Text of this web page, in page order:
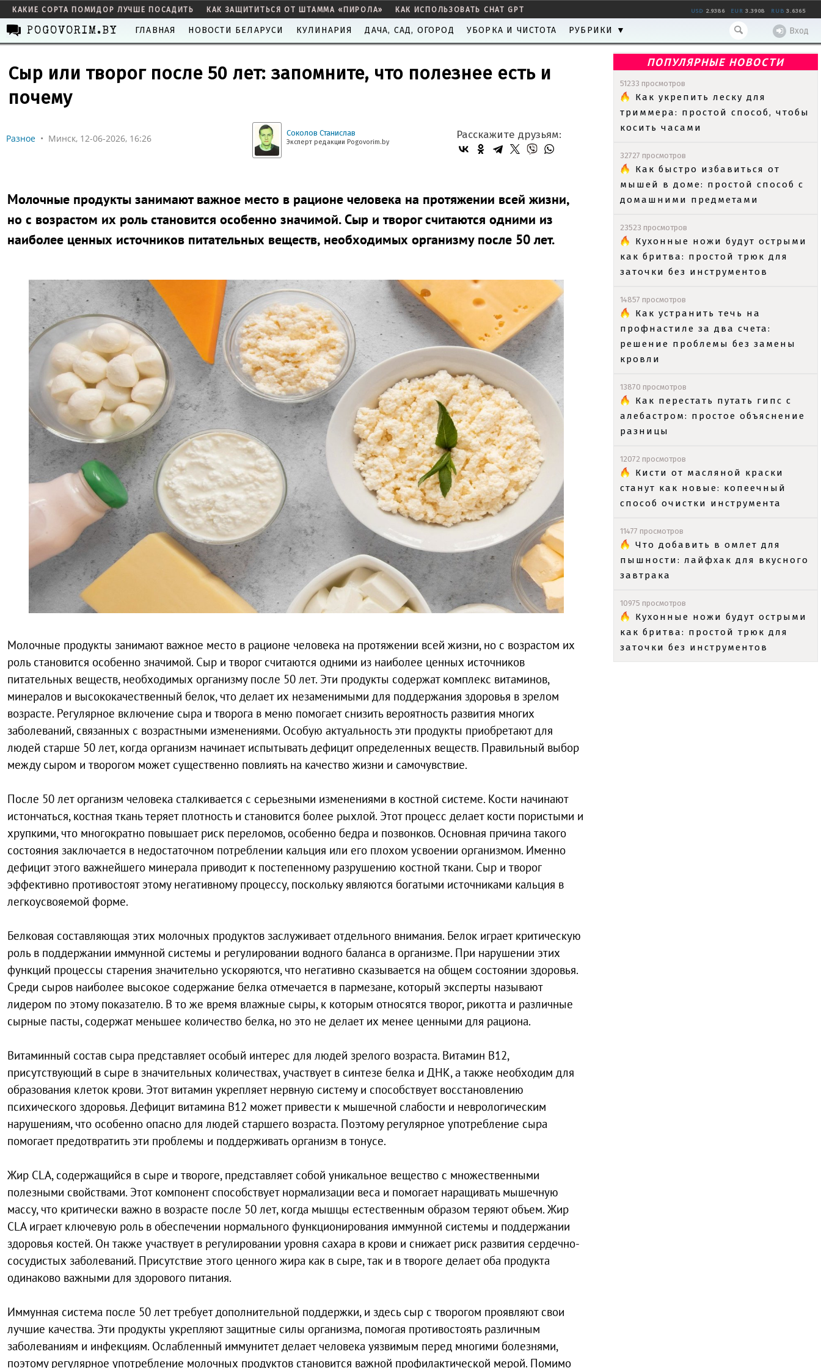
КАКИЕ СОРТА ПОМИДОР ЛУЧШЕ ПОСАДИТЬ КАК ЗАЩИТИТЬСЯ ОТ ШТАММА «ПИРОЛА» КАК ИСПОЛЬЗОВАТЬ CHAT GPT USD 2.9386 EUR 3.3908 RUB 3.6365
Вход
POGOVORIM.BY ГЛАВНАЯ НОВОСТИ БЕЛАРУСИ КУЛИНАРИЯ ДАЧА, САД, ОГОРОД УБОРКА И ЧИСТОТА РУБРИКИ ▼
ПОПУЛЯРНЫЕ НОВОСТИ
51233 просмотров
Как укрепить леску для
триммера: простой способ, чтобы
косить часами
32727 просмотров
Как быстро избавиться от
мышей в доме: простой способ с
домашними предметами
23523 просмотров
Кухонные ножи будут острыми
как бритва: простой трюк для
заточки без инструментов
14857 просмотров
Как устранить течь на
профнастиле за два счета:
решение проблемы без замены
кровли
13870 просмотров
Как перестать путать гипс с
алебастром: простое объяснение
разницы
12072 просмотров
Кисти от масляной краски
станут как новые: копеечный
способ очистки инструмента
11477 просмотров
Что добавить в омлет для
пышности: лайфхак для вкусного
завтрака
10975 просмотров
Кухонные ножи будут острыми
как бритва: простой трюк для
заточки без инструментов
Сыр или творог после 50 лет: запомните, что полезнее есть и
почему
Разное • Минск, 12-06-2026, 16:26 Соколов Станислав
Эксперт редакции Pogovorim.by
Расскажите друзьям:
Молочные продукты занимают важное место в рационе человека на протяжении всей жизни,
но с возрастом их роль становится особенно значимой. Сыр и творог считаются одними из
наиболее ценных источников питательных веществ, необходимых организму после 50 лет.
Молочные продукты занимают важное место в рационе человека на протяжении всей жизни, но с возрастом их
роль становится особенно значимой. Сыр и творог считаются одними из наиболее ценных источников
питательных веществ, необходимых организму после 50 лет. Эти продукты содержат комплекс витаминов,
минералов и высококачественный белок, что делает их незаменимыми для поддержания здоровья в зрелом
возрасте. Регулярное включение сыра и творога в меню помогает снизить вероятность развития многих
заболеваний, связанных с возрастными изменениями. Особую актуальность эти продукты приобретают для
людей старше 50 лет, когда организм начинает испытывать дефицит определенных веществ. Правильный выбор
между сыром и творогом может существенно повлиять на качество жизни и самочувствие.
После 50 лет организм человека сталкивается с серьезными изменениями в костной системе. Кости начинают
истончаться, костная ткань теряет плотность и становится более рыхлой. Этот процесс делает кости пористыми и
хрупкими, что многократно повышает риск переломов, особенно бедра и позвонков. Основная причина такого
состояния заключается в недостаточном потреблении кальция или его плохом усвоении организмом. Именно
дефицит этого важнейшего минерала приводит к постепенному разрушению костной ткани. Сыр и творог
эффективно противостоят этому негативному процессу, поскольку являются богатыми источниками кальция в
легкоусвояемой форме.
Белковая составляющая этих молочных продуктов заслуживает отдельного внимания. Белок играет критическую
роль в поддержании иммунной системы и регулировании водного баланса в организме. При нарушении этих
функций процессы старения значительно ускоряются, что негативно сказывается на общем состоянии здоровья.
Среди сыров наиболее высокое содержание белка отмечается в пармезане, который эксперты называют
лидером по этому показателю. В то же время влажные сыры, к которым относятся творог, рикотта и различные
сырные пасты, содержат меньшее количество белка, но это не делает их менее ценными для рациона.
Витаминный состав сыра представляет особый интерес для людей зрелого возраста. Витамин В12,
присутствующий в сыре в значительных количествах, участвует в синтезе белка и ДНК, а также необходим для
образования клеток крови. Этот витамин укрепляет нервную систему и способствует восстановлению
психического здоровья. Дефицит витамина В12 может привести к мышечной слабости и неврологическим
нарушениям, что особенно опасно для людей старшего возраста. Поэтому регулярное употребление сыра
помогает предотвратить эти проблемы и поддерживать организм в тонусе.
Жир CLA, содержащийся в сыре и твороге, представляет собой уникальное вещество с множественными
полезными свойствами. Этот компонент способствует нормализации веса и помогает наращивать мышечную
массу, что критически важно в возрасте после 50 лет, когда мышцы естественным образом теряют объем. Жир
CLA играет ключевую роль в обеспечении нормального функционирования иммунной системы и поддержании
здоровья костей. Он также участвует в регулировании уровня сахара в крови и снижает риск развития сердечно-
сосудистых заболеваний. Присутствие этого ценного жира как в сыре, так и в твороге делает оба продукта
одинаково важными для здорового питания.
Иммунная система после 50 лет требует дополнительной поддержки, и здесь сыр с творогом проявляют свои
лучшие качества. Эти продукты укрепляют защитные силы организма, помогая противостоять различным
заболеваниям и инфекциям. Ослабленный иммунитет делает человека уязвимым перед многими болезнями,
поэтому регулярное употребление молочных продуктов становится важной профилактической мерой. Помимо